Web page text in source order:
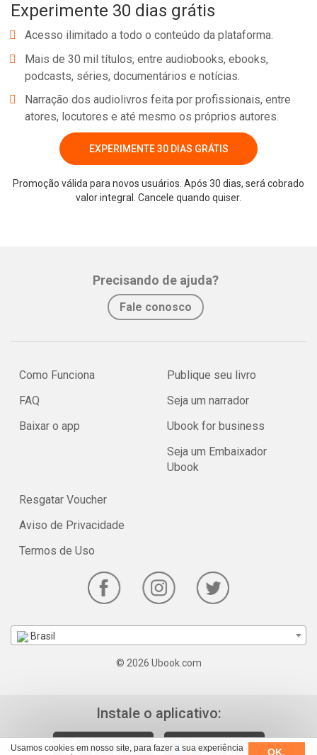
Usamos cookies em nosso site, para fazer a sua experiência
OK,
Experimente 30 dias grátis
Acesso ilimitado a todo o conteúdo da plataforma.
Mais de 30 mil títulos, entre audiobooks, ebooks,
podcasts, séries, documentários e notícias.
Narração dos audiolivros feita por profissionais, entre
atores, locutores e até mesmo os próprios autores.
EXPERIMENTE 30 DIAS GRÁTIS
Promoção válida para novos usuários. Após 30 dias, será cobrado
valor integral. Cancele quando quiser.
Precisando de ajuda?
Fale conosco
Como Funciona
FAQ
Baixar o app
Publique seu livro
Seja um narrador
Ubook for business
Seja um Embaixador
Ubook
Resgatar Voucher
Aviso de Privacidade
Termos de Uso
Brasil
© 2026 Ubook.com
Instale o aplicativo: